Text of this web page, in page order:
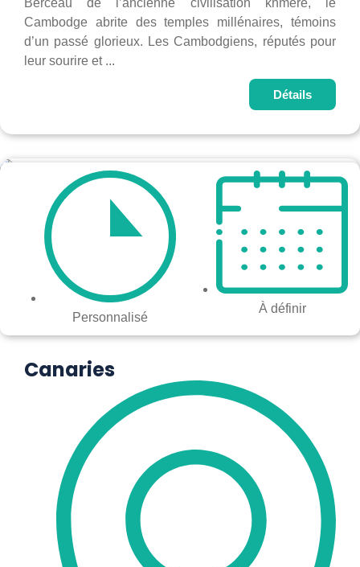
Cambodge abrite des temples millénaires, témoins
d’un passé glorieux. Les Cambodgiens, réputés pour
leur sourire et ...
Détails
Personnalisé
À définir
Canaries